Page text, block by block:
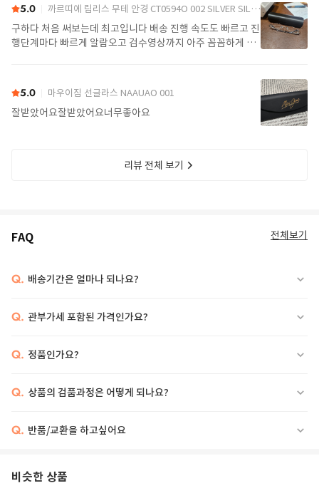
5.0 까르띠에 림리스 무테 안경 CT0594O 002 SILVER SILVER TRANSPARENT
구하다 처음 써보는데 최고입니다 배송 진행 속도도 빠르고 진
행단계마다 빠르게 알람오고 검수영상까지 아주 꼼꼼하게 찍
5.0 마우이짐 선글라스 NAAUAO 001
잘받았어요잘받았어요너무좋아요
리뷰 전체 보기
FAQ 전체보기
Q. 배송기간은 얼마나 되나요?
Q. 관부가세 포함된 가격인가요?
Q. 정품인가요?
Q. 상품의 검품과정은 어떻게 되나요?
Q. 반품/교환을 하고싶어요
비슷한 상품